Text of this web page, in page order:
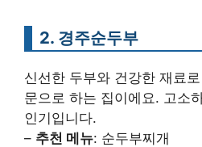
2. 경주순두부
신선한 두부와 건강한 재료
문으로 하는 집이에요. 고소
인기입니다.
– 추천 메뉴: 순두부찌개